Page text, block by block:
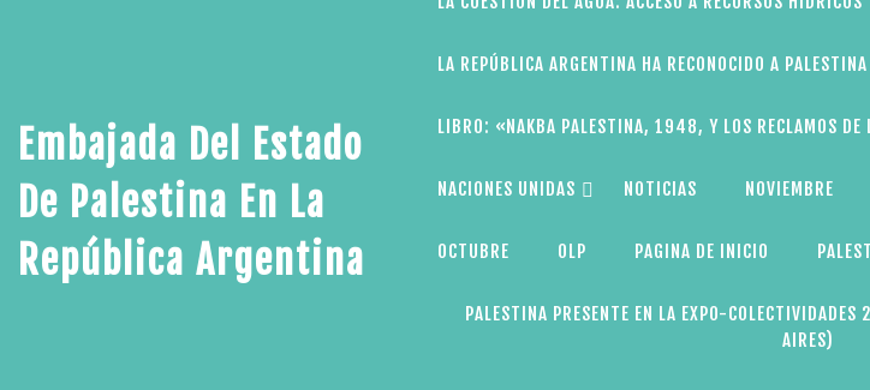
Embajada Del Estado
De Palestina En La
República Argentina
LA REPÚBLICA ARGENTINA HA RECONOCIDO A
LIBRO: «NAKBA PALESTINA, 1948, Y LOS RECLAMOS DE
NACIONES UNIDAS NOTICIAS NOVIEMBRE
OCTUBRE OLP PAGINA DE INICIO
PALESTINA PRESENTE EN LA EXPO-
AIRES)